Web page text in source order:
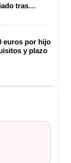
tras
euros por hijo
y plazo